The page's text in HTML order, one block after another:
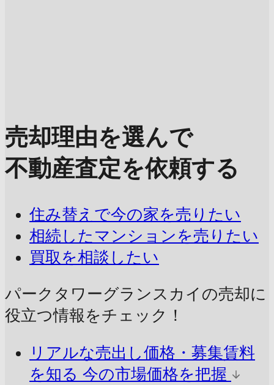
売却理由を選んで
不動産査定を依頼する
住み替えで今の家を売りたい
相続したマンションを売りたい
買取を相談したい
パークタワーグランスカイの売却に
役立つ情報をチェック！
リアルな売出し価格・募集賃料
を知る 今の市場価格を把握